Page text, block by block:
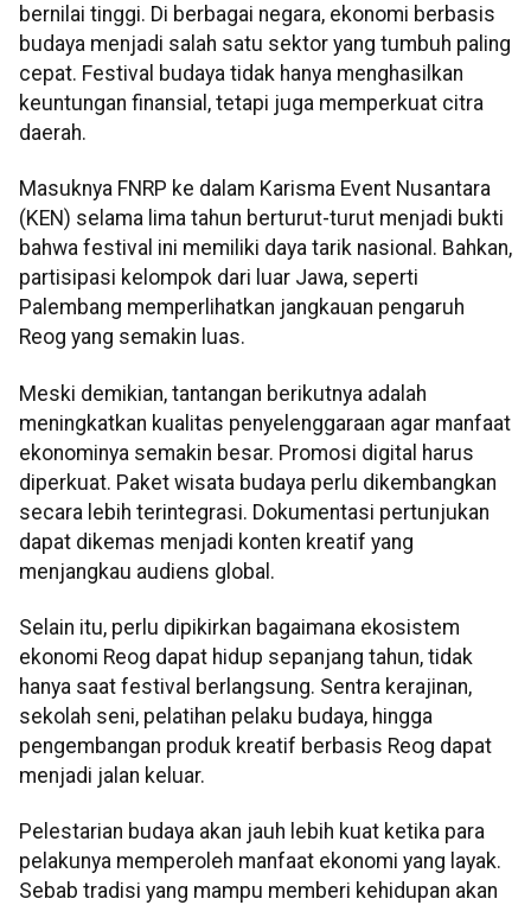
bernilai tinggi. Di berbagai negara, ekonomi berbasis
budaya menjadi salah satu sektor yang tumbuh paling
cepat. Festival budaya tidak hanya menghasilkan
keuntungan finansial, tetapi juga memperkuat citra
daerah.
Masuknya FNRP ke dalam Karisma Event Nusantara
(KEN) selama lima tahun berturut-turut menjadi bukti
bahwa festival ini memiliki daya tarik nasional. Bahkan,
partisipasi kelompok dari luar Jawa, seperti
Palembang memperlihatkan jangkauan pengaruh
Reog yang semakin luas.
Meski demikian, tantangan berikutnya adalah
meningkatkan kualitas penyelenggaraan agar manfaat
ekonominya semakin besar. Promosi digital harus
diperkuat. Paket wisata budaya perlu dikembangkan
secara lebih terintegrasi. Dokumentasi pertunjukan
dapat dikemas menjadi konten kreatif yang
menjangkau audiens global.
Selain itu, perlu dipikirkan bagaimana ekosistem
ekonomi Reog dapat hidup sepanjang tahun, tidak
hanya saat festival berlangsung. Sentra kerajinan,
sekolah seni, pelatihan pelaku budaya, hingga
pengembangan produk kreatif berbasis Reog dapat
menjadi jalan keluar.
Pelestarian budaya akan jauh lebih kuat ketika para
pelakunya memperoleh manfaat ekonomi yang layak.
Sebab tradisi yang mampu memberi kehidupan akan